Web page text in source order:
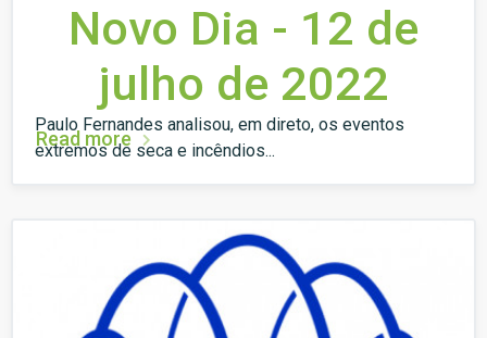
Novo Dia - 12 de
julho de 2022
Paulo Fernandes analisou, em direto, os eventos
extremos de seca e incêndios...
Read more